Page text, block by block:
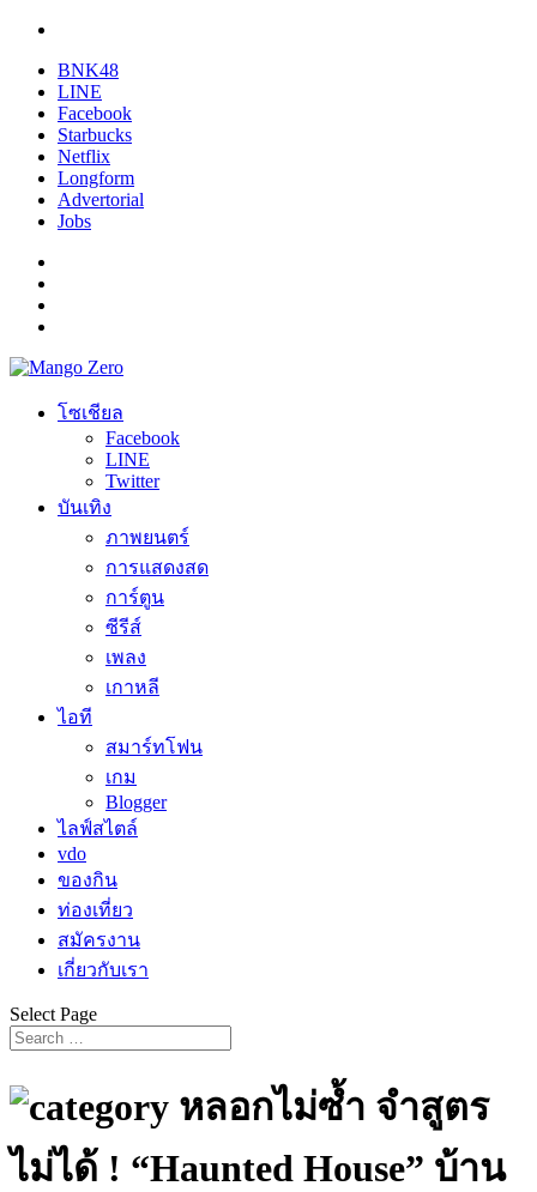
BNK48
LINE
Facebook
Starbucks
Netflix
Longform
Advertorial
Jobs
โซเชียล
Facebook
LINE
Twitter
บันเทิง
ภาพยนตร์
การแสดงสด
การ์ตูน
ซีรีส์
เพลง
เกาหลี
ไอที
สมาร์ทโฟน
เกม
Blogger
ไลฟ์สไตล์
vdo
ของกิน
ท่องเที่ยว
สมัครงาน
เกี่ยวกับเรา
Select Page
หลอกไม่ซ้ำ จำสูตร
ไม่ได้ ! “Haunted House” บ้าน